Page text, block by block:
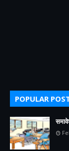
POPULAR